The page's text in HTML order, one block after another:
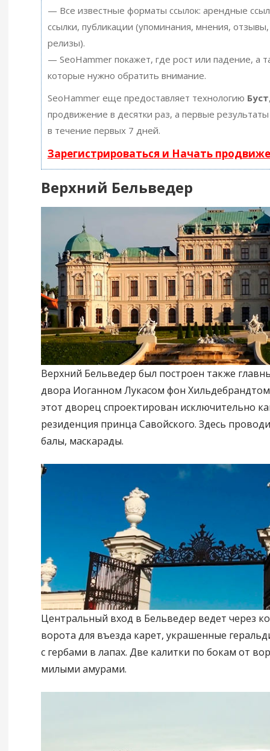
— Все известные форматы ссылок: арендные
ссылки, публикации (упоминания, мнения, отзывы,
релизы).
— SeoHammer покажет, где рост или падение, а
которые нужно обратить внимание.
SeoHammer еще предоставляет технологию Буст
продвижение в десятки раз, а первые
в течение первых 7 дней.
Зарегистрироваться и Начать
Верхний Бельведер
Верхний Бельведер был построен также
двора Иоганном Лукасом фон Хильдебрандтом
этот дворец спроектирован исключительно
резиденция принца Савойского. Здесь
балы, маскарады.
Центральный вход в Бельведер ведет через
ворота для въезда карет, украшенные
с гербами в лапах. Две калитки по бокам от
милыми амурами.